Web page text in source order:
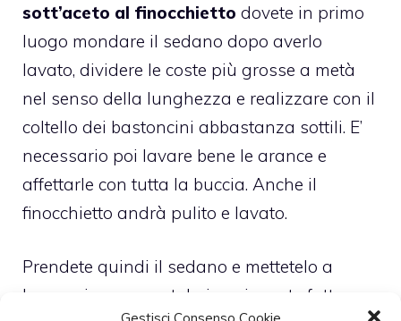
sott’aceto al finocchietto dovete in primo
luogo mondare il sedano dopo averlo
lavato, dividere le coste più grosse a metà
nel senso della lunghezza e realizzare con il
coltello dei bastoncini abbastanza sottili. E’
necessario poi lavare bene le arance e
affettarle con tutta la buccia. Anche il
finocchietto andrà pulito e lavato.
Prendete quindi il sedano e mettetelo a
lessare in una pentola in cui avrete fatto